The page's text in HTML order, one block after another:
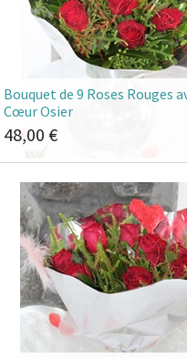
Bouquet de 9 Roses Rouges
Cœur Osier
48,00 €